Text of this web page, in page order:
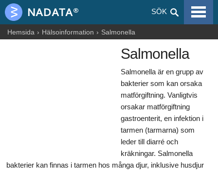
SÖK
VIRALA SJUKDOMAR
ALLERGIER
Hemsida Hälsoinformation Salmonella
Salmonella
Salmonella är en grupp av
bakterier som kan orsaka
matförgiftning. Vanligtvis
orsakar matförgiftning
gastroenterit, en infektion i
tarmen (tarmarna) som
leder till diarré och
kräkningar. Salmonella
bakterier kan finnas i tarmen hos många djur, inklusive husdjur